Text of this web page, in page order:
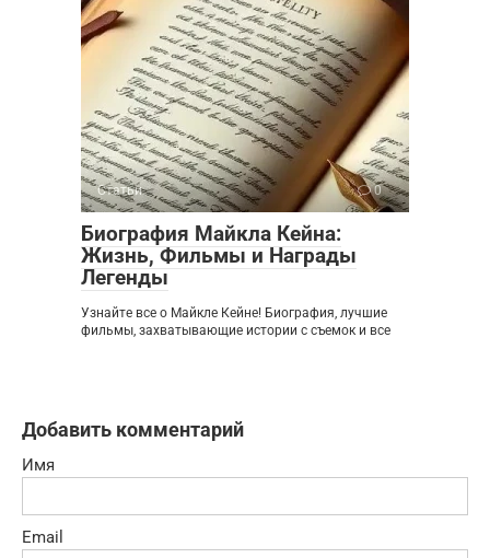
Статьи 0
Биография Майкла Кейна:
Жизнь, Фильмы и Награды
Легенды
Узнайте все о Майкле Кейне! Биография, лучшие
фильмы, захватывающие истории с съемок и все
Добавить комментарий
Имя
Email